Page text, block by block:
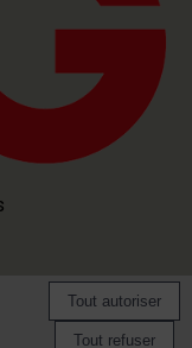
Création et hébergement
CMS propulsé par
Gérer les cookies